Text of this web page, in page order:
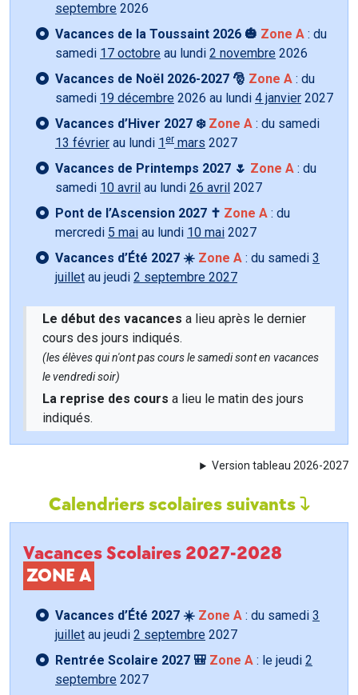
septembre 2026
Vacances de la Toussaint 2026 🎃 Zone A : du
samedi 17 octobre au lundi 2 novembre 2026
Vacances de Noël 2026-2027 🎅 Zone A : du
samedi 19 décembre 2026 au lundi 4 janvier 2027
Vacances d’Hiver 2027 ❄️ Zone A : du samedi
13 février au lundi 1 er mars 2027
Vacances de Printemps 2027 🌷 Zone A : du
samedi 10 avril au lundi 26 avril 2027
Pont de l’Ascension 2027 ✝️ Zone A : du
mercredi 5 mai au lundi 10 mai 2027
Vacances d’Été 2027 ☀️ Zone A : du samedi 3
juillet au jeudi 2 septembre 2027
Le début des vacances a lieu après le dernier
cours des jours indiqués.
(les élèves qui n'ont pas cours le samedi sont en vacances
le vendredi soir)
La reprise des cours a lieu le matin des jours
indiqués.
Version tableau 2026-2027
Calendriers scolaires suivants
Vacances Scolaires 2027-2028
ZONE A
Vacances d’Été 2027 ☀️ Zone A : du samedi 3
juillet au jeudi 2 septembre 2027
Rentrée Scolaire 2027 🎒 Zone A : le jeudi 2
septembre 2027